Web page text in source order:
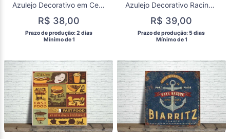
Azulejo Decorativo em Cerâmica 15x15 Frases | Decoração para Casa
R$ 38,00
Prazo de produção: 2 dias
  Mínimo de 1
Azulejo Decorativo Racing Vintage | Carro Clássico
R$ 39,00
Prazo de produção: 5 dias
  Mínimo de 1